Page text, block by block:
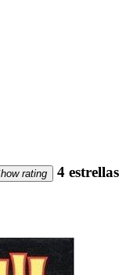
rating 4 estrellas